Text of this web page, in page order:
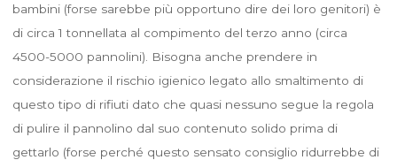
bambini (forse sarebbe più opportuno dire dei loro genitori) è
di circa 1 tonnellata al compimento del terzo anno (circa
4500-5000 pannolini). Bisogna anche prendere in
considerazione il rischio igienico legato allo smaltimento di
questo tipo di rifiuti dato che quasi nessuno segue la regola
di pulire il pannolino dal suo contenuto solido prima di
gettarlo (forse perché questo sensato consiglio ridurrebbe di